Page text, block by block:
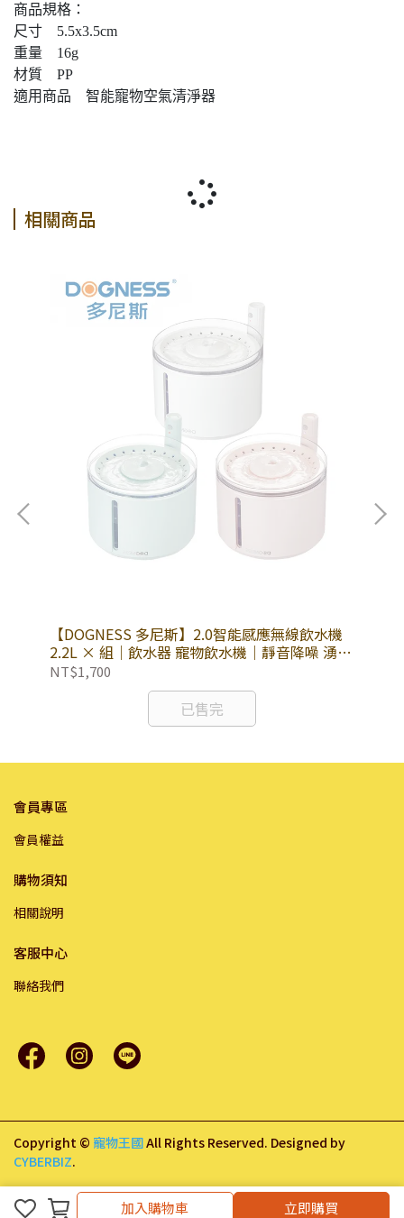
加入購物車
加入購物車 立即購買
商品規格：
尺寸 5.5x3.5cm
重量 16g
材質 PP
適用商品 智能寵物空氣清淨器
相關商品
【DOGNESS 多尼斯】2.0智能感應無線飲水機
2.2L × 組｜飲水器 寵物飲水機｜靜音降噪 湧動
泉水設計
NT$1,700
已售完
會員專區
會員權益
購物須知
相關說明
客服中心
聯絡我們
Copyright © 寵物王國All Rights Reserved. Designed by
CYBERBIZ.